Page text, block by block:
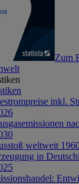
Zum
inkl.
weltweit
in